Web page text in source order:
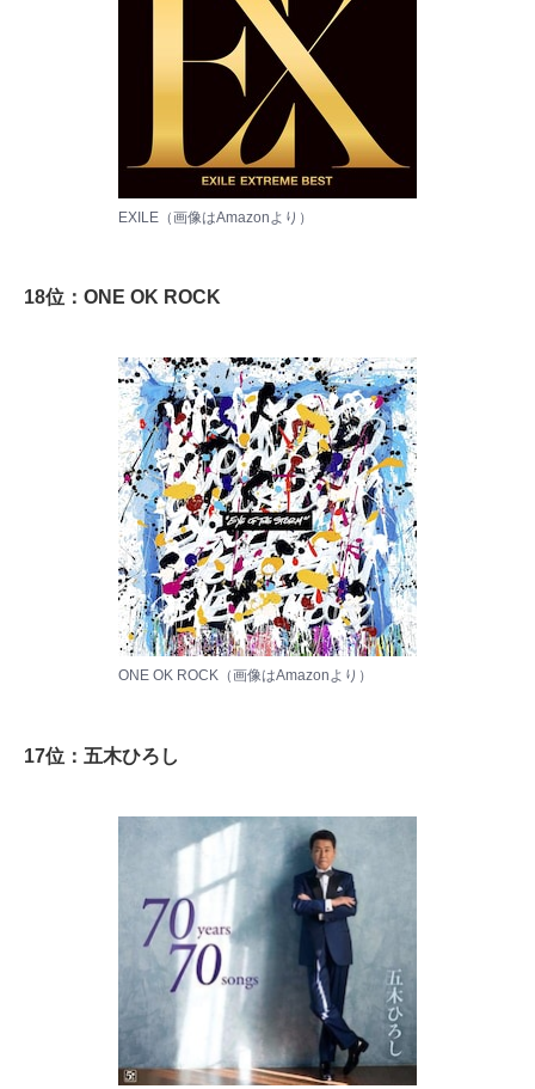
EXILE（画像はAmazonより）
18位：ONE OK ROCK
ONE OK ROCK（画像はAmazonより）
17位：五木ひろし